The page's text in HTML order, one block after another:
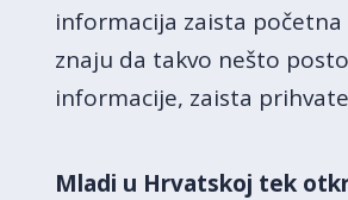
informacija zaista
znaju da takvo nešto
informacije, zaista
Mladi u Hrvatskoj tek